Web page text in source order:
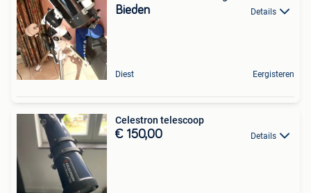
Bieden Details
Diest Eergisteren
Celestron telescoop
€ 150,00 Details